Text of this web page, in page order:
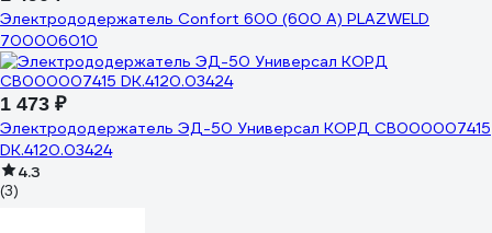
Электрододержатель Confort 600 (600 А) PLAZWELD
700006010
1 473 ₽
Электрододержатель ЭД-50 Универсал КОРД СВ000007415
DK.4120.03424
4.3
(3)